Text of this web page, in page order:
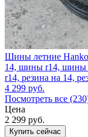
Шины летние
14, шины r14, шины
r14, резина на 14,
4 299 руб.
Посмотреть все
Цена
2 299 руб.
Купить сейчас